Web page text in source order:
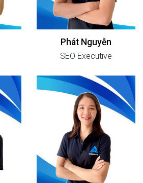
Phát Nguyễn
SEO Executive